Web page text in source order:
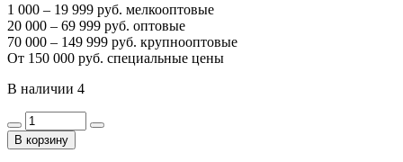
1 000 – 19 999 руб. мелкооптовые
20 000 – 69 999 руб. оптовые
70 000 – 149 999 руб. крупнооптовые
От 150 000 руб. специальные цены
В наличии 4
В корзину